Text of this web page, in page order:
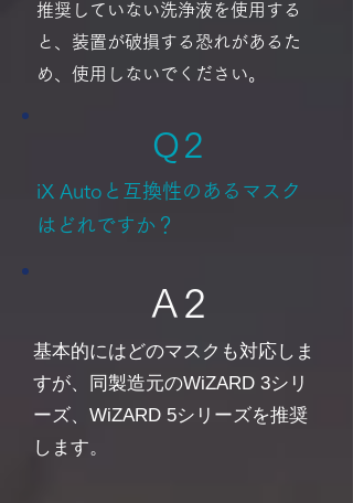
推奨していない洗浄液を使用する
と、装置が破損する恐れがあるた
め、使用しないでください。
​Q 2
iX Autoと互換性のあるマスク
はどれですか？
A 2
基本的にはどのマスクも対応しま
すが、同製造元のWiZARD 3シリ
ーズ、WiZARD 5シリーズを推奨
します。